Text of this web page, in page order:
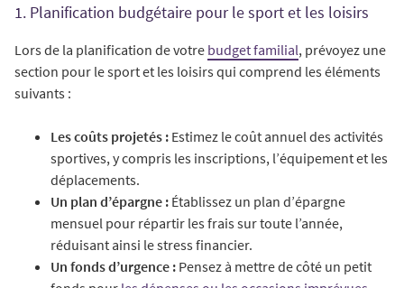
1. Planification budgétaire pour le sport et les loisirs
Lors de la planification de votre budget familial, prévoyez une
section pour le sport et les loisirs qui comprend les éléments
suivants :
Les coûts projetés : Estimez le coût annuel des activités
sportives, y compris les inscriptions, l’équipement et les
déplacements.
Un plan d’épargne : Établissez un plan d’épargne
mensuel pour répartir les frais sur toute l’année,
réduisant ainsi le stress financier.
Un fonds d’urgence : Pensez à mettre de côté un petit